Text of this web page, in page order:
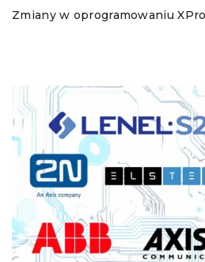
Zmiany w oprogramowaniu